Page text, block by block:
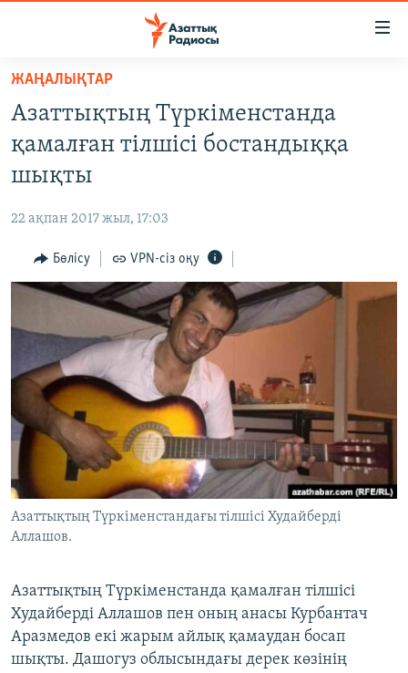
Skip
main
content
to
main
to
АДАМ ҚҰҚЫҚТАРЫ
ӘЛЕУМЕТ
ӘЛЕМ
АРНАЙЫ ЖОБАЛАР
Русский
ЖАЗЫЛЫҢЫЗ
Басқа тілдерде
ЖАҢАЛЫҚТАР
Азаттықтың Түркіменстанда
қамалған тілшісі бостандыққа
шықты
22 ақпан 2017 жыл, 17:03
Бөлісу VPN-сіз оқу
Азаттықтың Түркіменстандағы тілшісі Худайберді
Аллашов.
Азаттықтың Түркіменстанда қамалған тілшісі
Худайберді Аллашов пен оның анасы Курбантач
Аразмедов екі жарым айлық қамаудан босап
шықты. Дашогуз облысындағы дерек көзінің